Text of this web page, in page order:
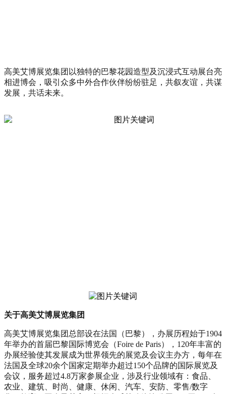
高美艾博展览集团以独特的巴黎花园造型及沉浸式互动展台亮
相进博会 ，吸引众多中外合作伙伴纷纷驻足，共叙友谊，共谋
发展，共话未来。
关于高美艾博展览集团
高美艾博展览集团总部设在法国（巴黎），办展历程始于1904
年举办的首届巴黎国际博览会（Foire de Paris），120年丰富的
办展经验使其发展成为世界领先的展览及会议主办方，每年在
法国及全球20余个国家定期举办超过150个品牌的国际展览及
会议，服务超过4.8万家参展企业，涉及行业领域有：食品、
农业、建筑、时尚、健康、休闲、汽车、安防、零售/数字